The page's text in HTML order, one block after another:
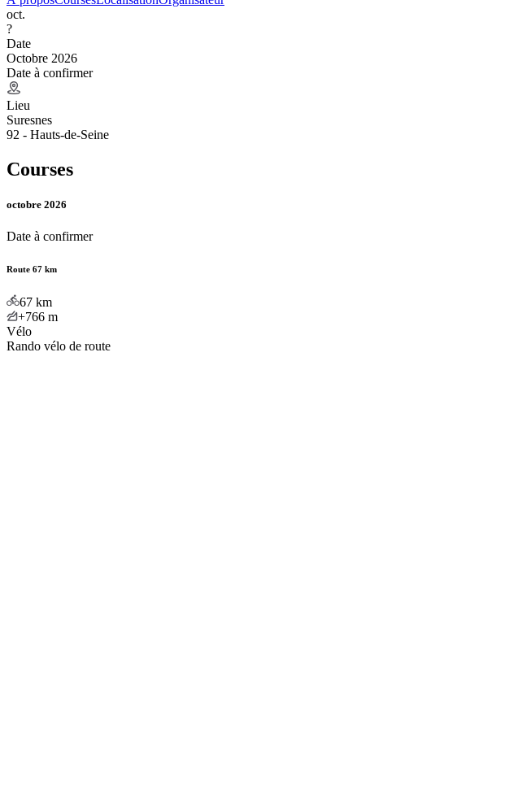
oct.
?
Date
Octobre 2026
Date à confirmer
Lieu
Suresnes
92 - Hauts-de-Seine
Courses
octobre 2026
Date à confirmer
Route 67 km
67 km
+766 m
Vélo
Rando vélo de route